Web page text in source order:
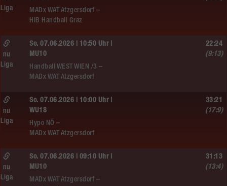
MADx WAT Atzgersdorf –
HIB Handball Graz
Liga
So. 07.06.2026 | 10:50 Uhr |
MU10
Handball WEST WIEN /3 –
MADx WAT Atzgersdorf
nu
Liga
22:24
(9:13)
So. 07.06.2026 | 10:00 Uhr |
WU18
Hypo NÖ –
MADx WAT Atzgersdorf
nu
Liga
33:21
(17:9)
So. 07.06.2026 | 09:10 Uhr |
MU10
MADx WAT Atzgersdorf –
nu
Liga
31:13
(13:4)